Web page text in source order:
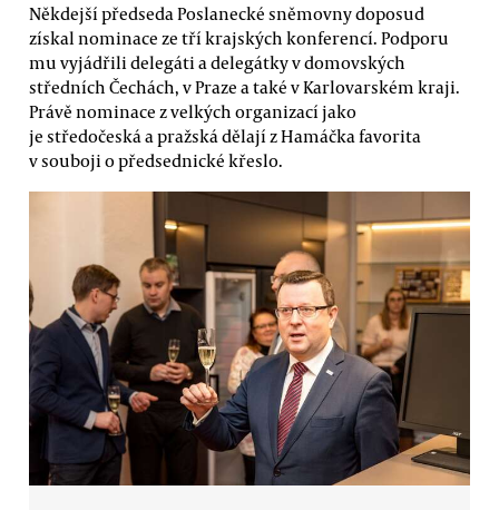
Někdejší předseda Poslanecké sněmovny doposud
získal nominace ze tří krajských konferencí. Podporu
mu vyjádřili delegáti a delegátky v domovských
středních Čechách, v Praze a také v Karlovarském kraji.
Právě nominace z velkých organizací jako
je středočeská a pražská dělají z Hamáčka favorita
v souboji o předsednické křeslo.